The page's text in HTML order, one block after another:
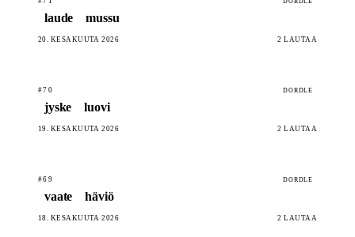
laude mussu
20. KESÄKUUTA 2026 2 LAUTAA
#70 DORDLE
jyske luovi
19. KESÄKUUTA 2026 2 LAUTAA
#69 DORDLE
vaate häviö
18. KESÄKUUTA 2026 2 LAUTAA